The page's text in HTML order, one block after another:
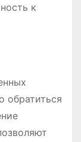
к
обратиться